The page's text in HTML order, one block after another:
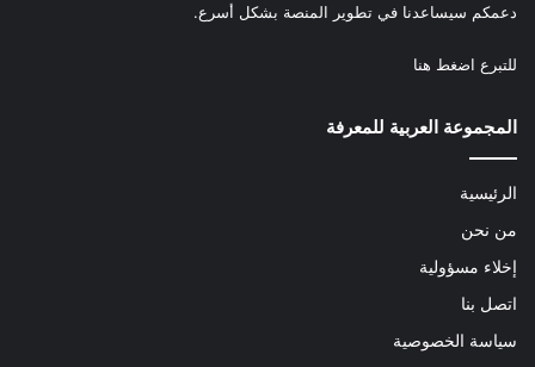
دعمكم سيساعدنا في تطوير المنصة بشكل أسرع.
للتبرع اضغط هنا
المجموعة العربية للمعرفة
الرئيسية
من نحن
إخلاء مسؤولية
اتصل بنا
سياسة الخصوصية